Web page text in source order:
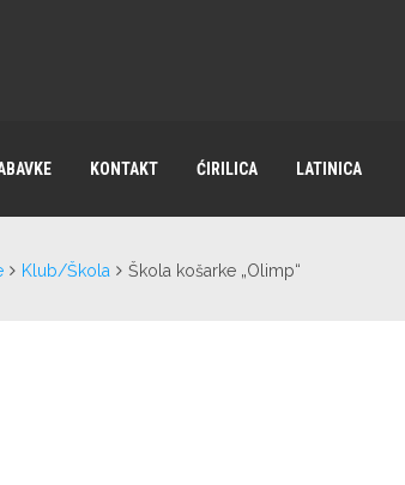
KONTAKT ĆIRILICA LATINICA
Klub/Škola Škola košarke „Olimp“